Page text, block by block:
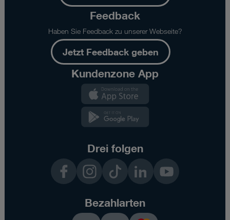
Feedback
Haben Sie Feedback zu unserer Webseite?
Jetzt Feedback geben
Kundenzone App
Drei folgen
InstagramTikTok LinkedIn YouTube
Bezahlarten